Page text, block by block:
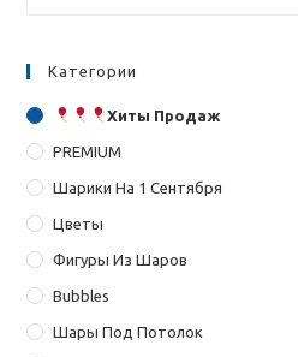
Категории
Хиты Продаж
PREMIUM
Шарики На 1 Сентября
Цветы
Фигуры Из Шаров
Bubbles
Шары Под Потолок